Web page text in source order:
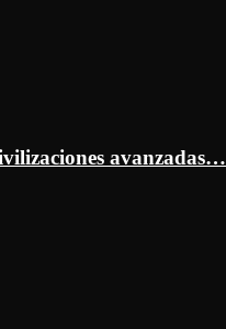
avanzadas…